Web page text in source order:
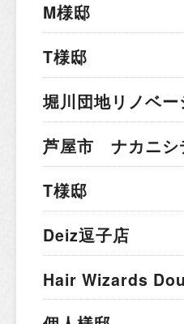
M様邸
T様邸
堀川団地リノベー
芦屋市 ナカニシ
T様邸
Deiz逗子店
Hair Wizards